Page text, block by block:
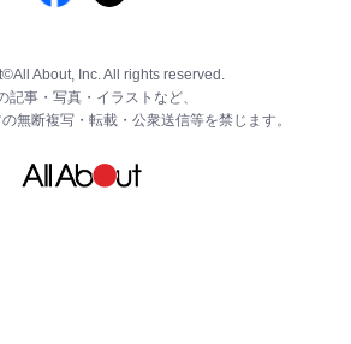
About, Inc. All rights reserved.
記事・写真・イラストなど、
無断複写・転載・公衆送信等を禁じます。